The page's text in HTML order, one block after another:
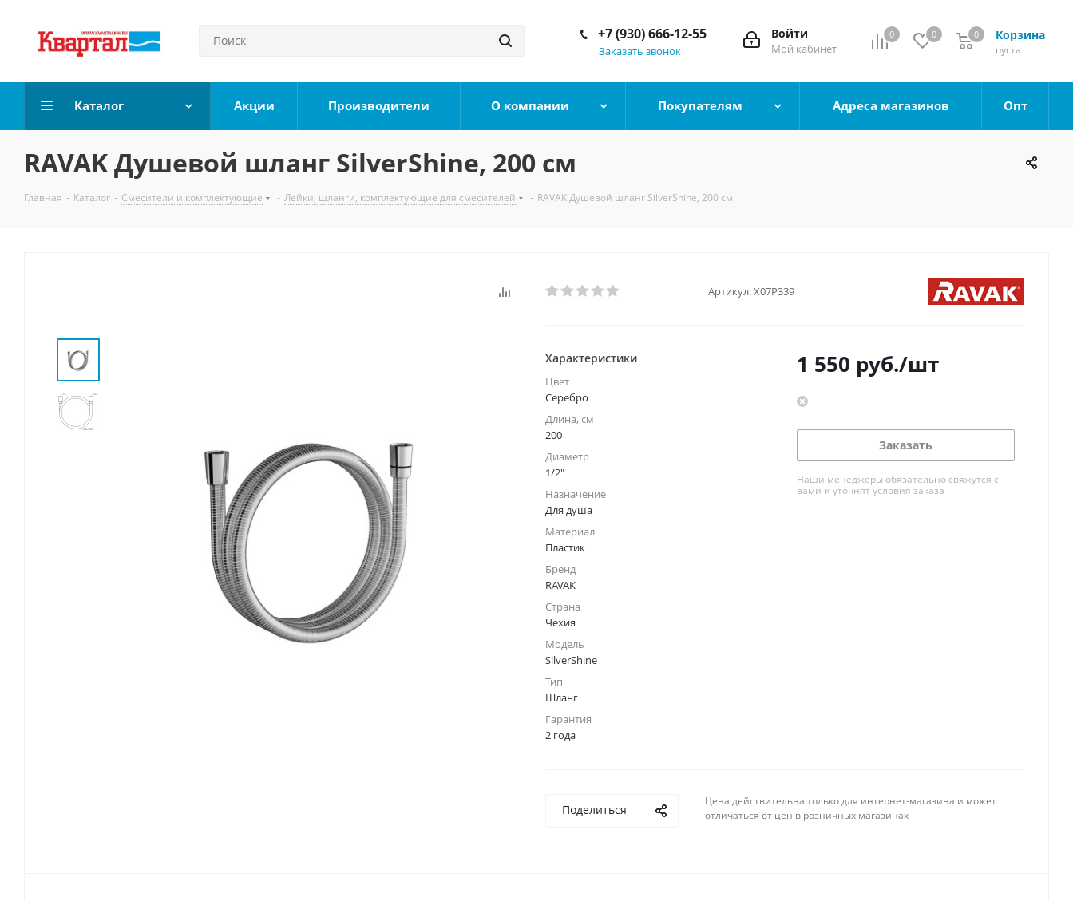
0 0 Корзина
0
пуста
0
Войти
Мой кабинет
+7 (930) 666-12-55
Заказать звонок
Каталог Акции Производители О компании Покупателям Адреса магазинов Опт
RAVAK Душевой шланг SilverShine, 200 см
Главная - Каталог - Смесители и комплектующие - Лейки, шланги, комплектующие для смесителей - RAVAK Душевой шланг SilverShine, 200 см
Артикул:X07P339
Характеристики
Цвет
Серебро
Длина, см
200
Диаметр
1/2"
Назначение
Для душа
Материал
Пластик
Бренд
RAVAK
Страна
Чехия
Модель
SilverShine
Тип
Шланг
Гарантия
2 года
1 550 руб./шт
Заказать
Наши менеджеры обязательно свяжутся с
вами и уточнят условия заказа
Поделиться
Цена действительна только для интернет-магазина и может
отличаться от цен в розничных магазинах